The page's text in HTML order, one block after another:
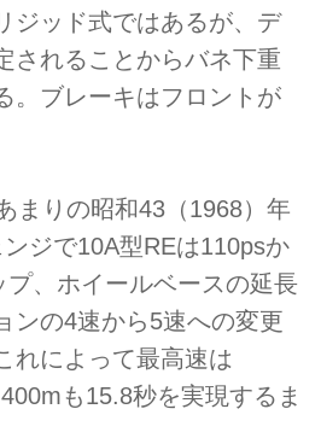
ジッド式ではあるが、デ
されることからバネ下重
。ブレーキはフロントが
まりの昭和43（1968）年
ジで10A型REは110psか
プ、ホイールベースの延長
ンの4速から5速への変更
れによって最高速は
も15.8秒を実現するま